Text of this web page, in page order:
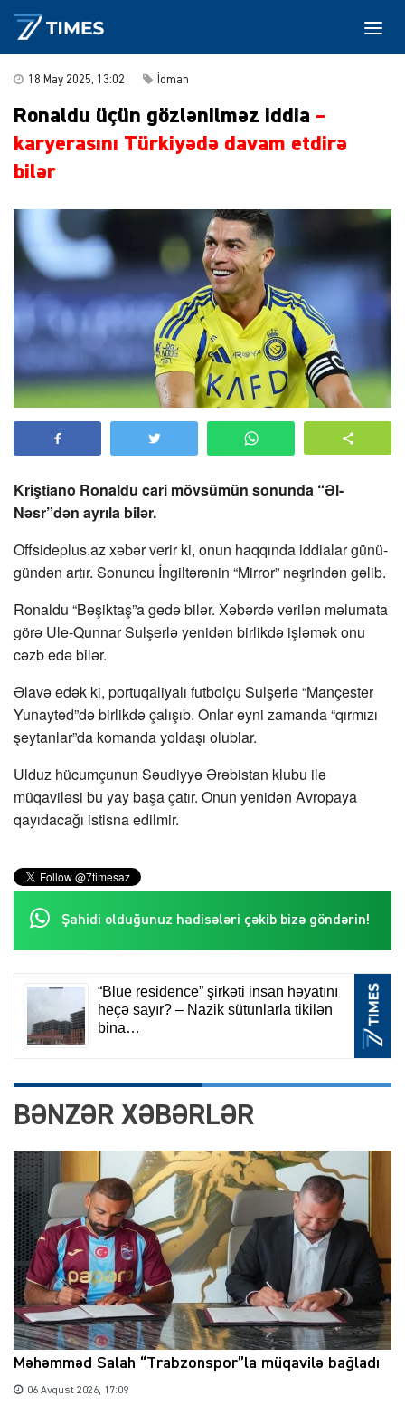
18 May 2025, 13:02 İdman
Ronaldu üçün gözlənilməz iddia –
karyerasını Türkiyədə davam etdirə
bilər
Kriştiano Ronaldu cari mövsümün sonunda “Əl-
Nəsr”dən ayrıla bilər.
Offsideplus.az xəbər verir ki, onun haqqında iddialar günü-
gündən artır. Sonuncu İngiltərənin “Mirror” nəşrindən gəlib.
Ronaldu “Beşiktaş”a gedə bilər. Xəbərdə verilən məlumata
görə Ule-Qunnar Sulşerlə yenidən birlikdə işləmək onu
cəzb edə bilər.
Əlavə edək ki, portuqaliyalı futbolçu Sulşerlə “Mançester
Yunayted”də birlikdə çalışıb. Onlar eyni zamanda “qırmızı
şeytanlar”da komanda yoldaşı olublar.
Ulduz hücumçunun Səudiyyə Ərəbistan klubu ilə
müqaviləsi bu yay başa çatır. Onun yenidən Avropaya
qayıdacağı istisna edilmir.
Şahidi olduğunuz hadisələri çəkib bizə göndərin!
BƏNZƏR XƏBƏRLƏR
Məhəmməd Salah “Trabzonspor”la müqavilə bağladı
06 Avqust 2026, 17:09